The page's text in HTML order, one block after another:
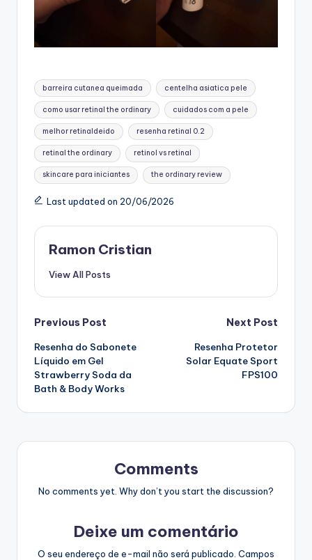
Tags:
barreira cutanea queimada centelha asiatica pele
como usar retinal the ordinary cuidados com a pele
melhor retinaldeido resenha retinal 0.2
retinal the ordinary retinol vs retinal
skincare para iniciantes the ordinary review
Last updated on 20/06/2026
Ramon Cristian
View All Posts
Post
navigation
Previous Post
Resenha do Sabonete
Líquido em Gel
Strawberry Soda da
Bath & Body Works
Next Post
Resenha Protetor
Solar Equate Sport
FPS100
Comments
No comments yet. Why don’t you start the discussion?
Deixe um comentário
O seu endereço de e-mail não será publicado. Campos